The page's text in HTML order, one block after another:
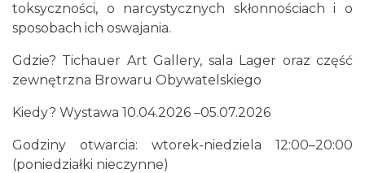
CO, GDZIE, KIEDY W KATOWICACH 3-
9.08.2026
2026-08-03
12.99 km
toksyczności, o narcystycznych skłonnościach i o
sposobach ich oswajania.
Gdzie? Tichauer Art Gallery, sala Lager oraz część
zewnętrzna Browaru Obywatelskiego
Kiedy? Wystawa 10.04.2026 –05.07.2026
Godziny otwarcia: wtorek-niedziela 12:00–20:00
(poniedziałki nieczynne)